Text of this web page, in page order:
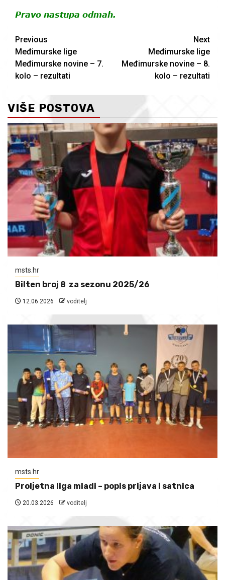
Pravo nastupa odmah.
Continue
Reading
Previous
Međimurske lige
Međimurske novine – 7.
kolo – rezultati
Next
Međimurske lige
Međimurske novine – 8.
kolo – rezultati
VIŠE POSTOVA
msts.hr
Bilten broj 8 za sezonu 2025/26
12.06.2026 voditelj
msts.hr
Proljetna liga mladi – popis prijava i satnica
20.03.2026 voditelj